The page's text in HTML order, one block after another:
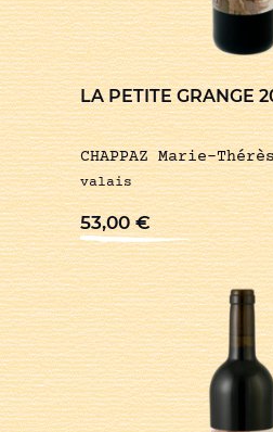
LA PETITE GRANGE
CHAPPAZ Marie-
valais
53,00€